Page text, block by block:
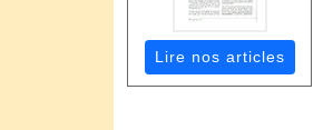
Lire nos articles